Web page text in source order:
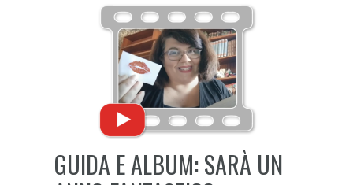
GUIDA E ALBUM: SARÀ UN